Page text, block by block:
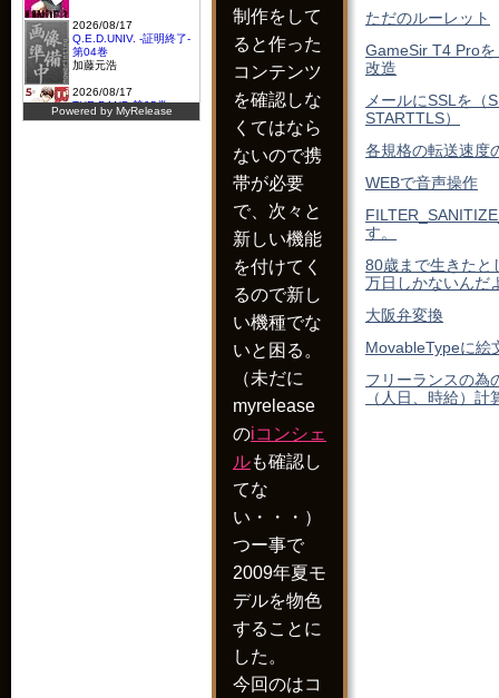
制作をして
ると作った
コンテンツ
を確認しな
くてはなら
ないので携
帯が必要
で、次々と
新しい機能
を付けてく
るので新し
い機種でな
いと困る。
（未だに
myrelease
のiコンシェ
ルも確認し
てな
い・・・）
つー事で
2009年夏モ
デルを物色
することに
した。
今回のはコ
ただのルーレット
GameSir T4 Pro
改造
メールにSSLを（
STARTTLS）
各規格の転送速度
WEBで音声操作
す。
80歳まで生きたと
万日しかないんだ
大阪弁変換
MovableTypeに絵
フリーランスの為
（人日、時給）計